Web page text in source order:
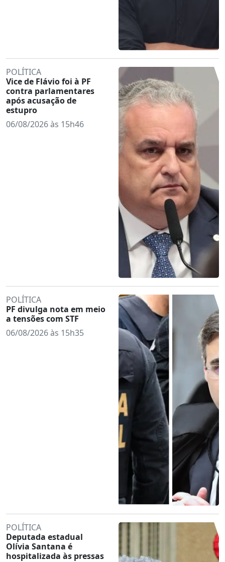
POLÍTICA
Vice de Flávio foi à PF
contra parlamentares
após acusação de
estupro
06/08/2026 às 15h46
POLÍTICA
PF divulga nota em meio
a tensões com STF
06/08/2026 às 15h35
POLÍTICA
Deputada estadual
Olívia Santana é
hospitalizada às pressas